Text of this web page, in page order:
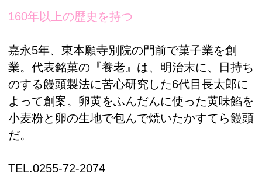
160年以上の歴史を持つ
嘉永5年、東本願寺別院の門前で菓子業を創
業。代表銘菓の『養老』は、明治末に、日持ち
のする饅頭製法に苦心研究した6代目長太郎に
よって創案。卵黄をふんだんに使った黄味餡を
小麦粉と卵の生地で包んで焼いたかすてら饅頭
だ。
TEL.0255-72-2074